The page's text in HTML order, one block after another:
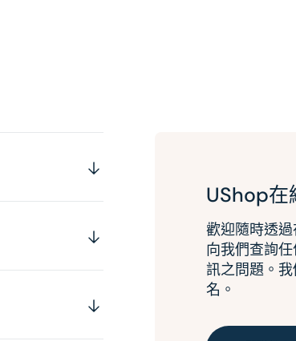
UShop在
歡迎隨時透
向我們查詢
訊之問題。
名。